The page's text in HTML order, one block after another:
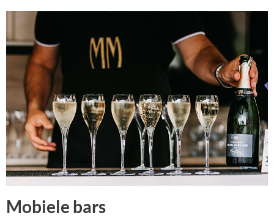
Mobiele bars